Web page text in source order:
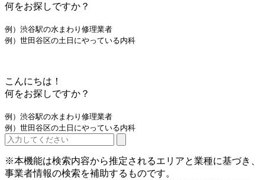
何をお探しですか？
例）渋谷駅の水まわり修理業者
例）世田谷区の土日にやっている内科
こんにちは！
何をお探しですか？
例）渋谷駅の水まわり修理業者
例）世田谷区の土日にやっている内科
※本機能は検索内容から推定されるエリアと業種に基づき、
事業者情報の検索を補助するものです。